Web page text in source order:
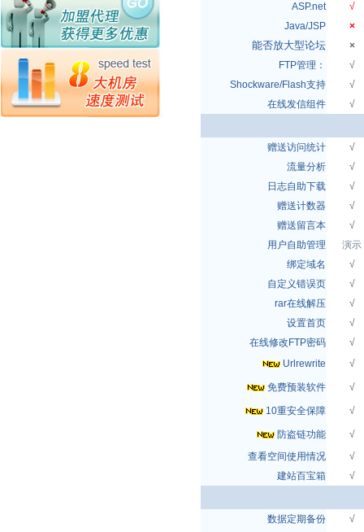
ASP.net
√
Java/JSP
×
能否放大型论坛
×
FTP管理：
√
Shockware/Flash支持
√
在线发信组件
√
赠送访问统计
√
流量分析
√
日志自助下载
√
赠送计数器
√
赠送留言本
√
用户自助管理
演示
绑定域名
√
自定义错误页
√
rar在线解压
√
设置首页
√
在线修改FTP密码
√
Urlrewrite
√
免费预装软件 √
10重安全保障 √
防盗链功能
√
查看空间使用情况
√
建站百宝箱
√
数据定期备份
√